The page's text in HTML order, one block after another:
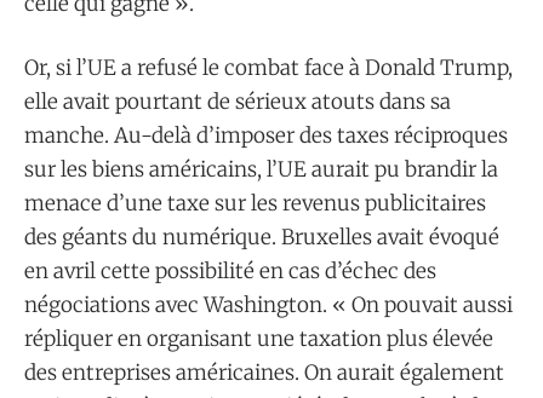
Or, si l’UE a refusé le combat face à Donald Trump,
elle avait pourtant de sérieux atouts dans sa
manche. Au-delà d’imposer des taxes réciproques
sur les biens américains, l’UE aurait pu brandir la
menace d’une taxe sur les revenus publicitaires
des géants du numérique. Bruxelles avait évoqué
en avril cette possibilité en cas d’échec des
négociations avec Washington. « On pouvait aussi
répliquer en organisant une taxation plus élevée
des entreprises américaines. On aurait également